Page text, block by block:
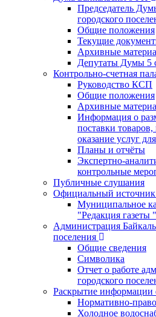
Председатель
городского
Общие положения
Текущие
Архивные
Депутаты Думы 5
Контрольно-счетная
Руководство КСП
Общие положения
Архивные
Информация о
поставки
оказание услуг
Планы и отчёты
Экспертно-
контрольные
Публичные слушания
Официальный
Муниципальное
"Редакция газеты
Администрация
поселения
Общие сведения
Символика
Отчет о работе
городского
Раскрытие информации
Нормативно-
Холодное